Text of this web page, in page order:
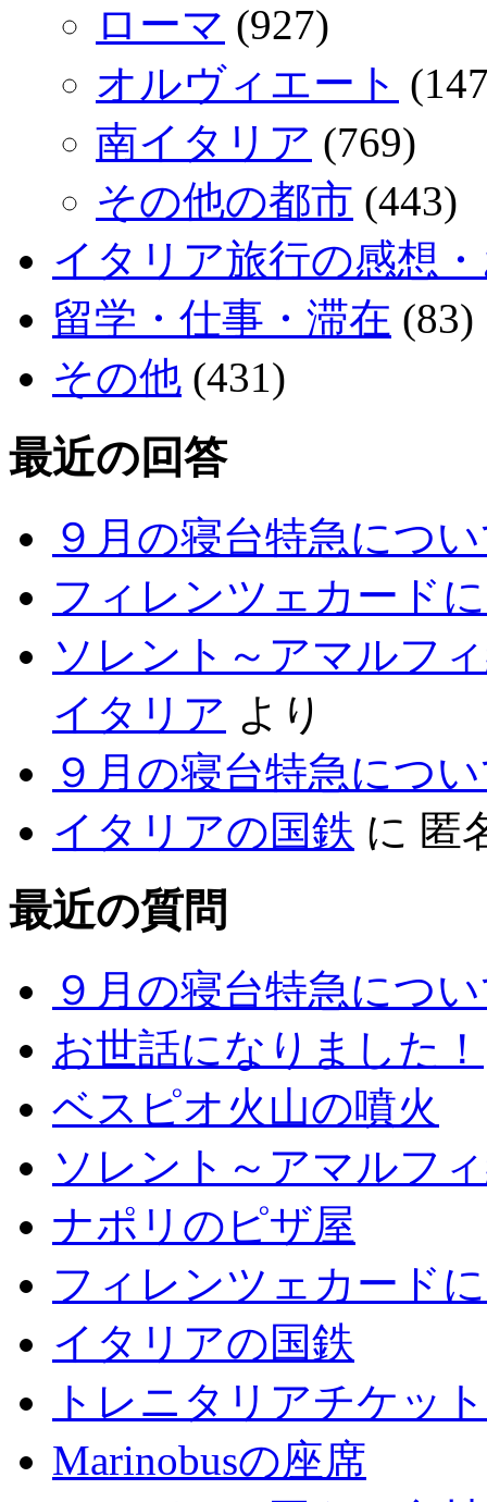
ローマ (927)
オルヴィエート
南イタリア (769)
その他の都市 (443)
イタリア旅行の感想
留学・仕事・滞在 (83)
その他 (431)
最近の回答
９月の寝台特急につ
フィレンツェカード
ソレント～アマルフ
イタリア より
９月の寝台特急につ
イタリアの国鉄 に 匿
最近の質問
９月の寝台特急につ
お世話になりました！
ベスピオ火山の噴火
ソレント～アマルフ
ナポリのピザ屋
フィレンツェカード
イタリアの国鉄
トレニタリアチケッ
Marinobusの座席